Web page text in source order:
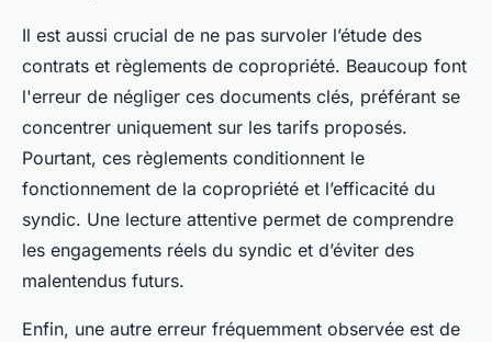
Il est aussi crucial de ne pas survoler l’étude des
contrats et règlements de copropriété. Beaucoup font
l'erreur de négliger ces documents clés, préférant se
concentrer uniquement sur les tarifs proposés.
Pourtant, ces règlements conditionnent le
fonctionnement de la copropriété et l’efficacité du
syndic. Une lecture attentive permet de comprendre
les engagements réels du syndic et d’éviter des
malentendus futurs.
Enfin, une autre erreur fréquemment observée est de